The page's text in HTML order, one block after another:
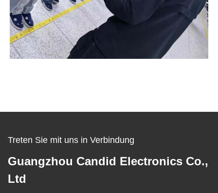
Treten Sie mit uns in Verbindung
Guangzhou Candid Electronics Co.,
Ltd